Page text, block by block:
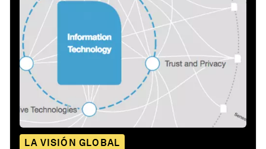
LA VISIÓN GLOBAL